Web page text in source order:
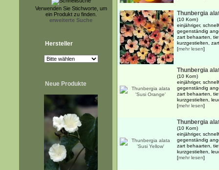
Verwenden Sie Stichworte, um
ein Produkt zu finden.
erweiterte Suche
Hersteller
Neue Produkte
Thunbergia
(10 Korn)
einjähriger,
gegenständig
zart behaarten,
kurzgestielten,
[mehr lesen]
Thunbergia
(10 Korn)
einjähriger,
gegenständig
zart behaarten,
kurzgestielten,
[mehr lesen]
Thunbergia
(10 Korn)
einjähriger,
gegenständig
zart behaarten,
kurzgestielten,
[mehr lesen]